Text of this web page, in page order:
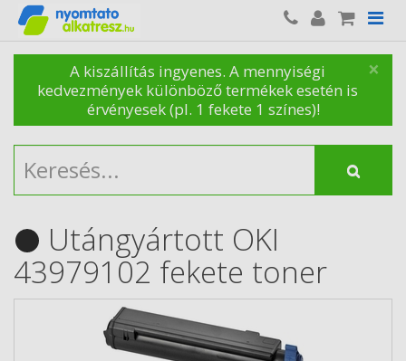
×
A kiszállítás ingyenes. A mennyiségi
kedvezmények különböző termékek esetén is
érvényesek (pl. 1 fekete 1 színes)!
Utángyártott OKI
43979102 fekete toner